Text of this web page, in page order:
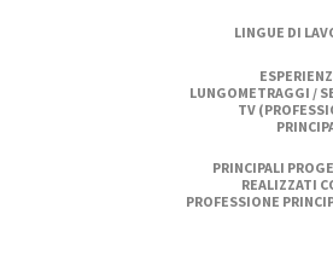
LINGUE DI
LUNGOMETRAGGI /
TV
PRINCIPALI
REALIZZATI
PROFESSIONE